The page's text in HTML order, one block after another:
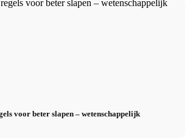
voor beter slapen – wetenschappelijk